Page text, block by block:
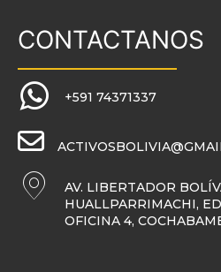
CONTACTANOS
+591 74371337
AV. LIBERTADOR
HUALLPARRIMACHI,
OFICINA 4,